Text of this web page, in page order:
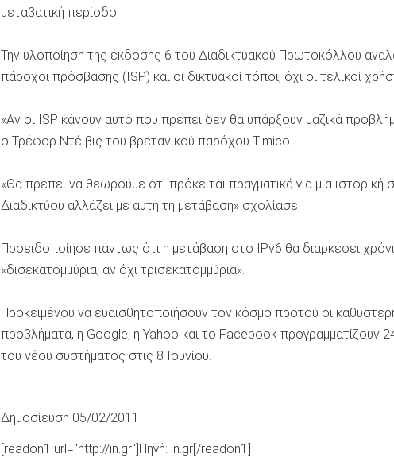
μεταβατική περίοδο.
Την υλοποίηση της έκδοσης 6 του Διαδικτυακού Πρωτοκόλλου
πάροχοι πρόσβασης (ISP) και οι δικτυακοί τόποι, όχι οι τελικοί
«Αν οι ISP κάνουν αυτό που πρέπει δεν θα υπάρξουν μαζικά
o Τρέφορ Ντέιβις του βρετανικού παρόχου Timico.
«Θα πρέπει να θεωρούμε ότι πρόκειται πραγματικά για μια ιστορική
Διαδικτύου αλλάζει με αυτή τη μετάβαση» σχολίασε.
Προειδοποίησε πάντως ότι η μετάβαση στο IPv6 θα διαρκέσει
«δισεκατομμύρια, αν όχι τρισεκατομμύρια».
Προκειμένου να ευαισθητοποιήσουν τον κόσμο προτού οι
προβλήματα, η Google, η Yahoo και το Facebook προγραμματίζουν
του νέου συστήματος στις 8 Ιουνίου.
Δημοσίευση 05/02/2011
[readon1 url="http://in.gr"]Πηγή: in.gr[/readon1]